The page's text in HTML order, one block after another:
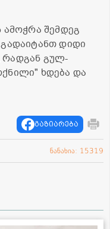
ამოჭრა შემდეგ
დიდი
გულ-
ხდება და
გაზიარება
ნანახია: 15319